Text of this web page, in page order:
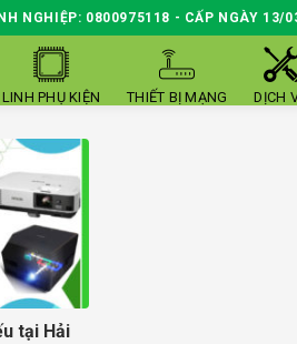
NGHIỆP: 0800975118 - CẤP NGÀY 13/
LINH PHỤ KIỆN THIẾT BỊ MẠNG DỊCH
tại Hải